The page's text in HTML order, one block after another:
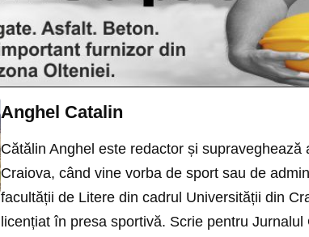
Anghel Catalin
Cătălin Anghel este redactor și
Craiova, când vine vorba de sport sau de
facultății de Litere din cadrul Universității din
licențiat în presa sportivă. Scrie pentru